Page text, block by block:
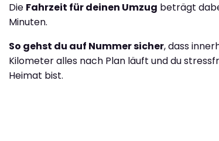
Die Fahrzeit für deinen Umzug beträgt
Minuten.
So gehst du auf Nummer sicher, dass
Kilometer alles nach Plan läuft und du
Heimat bist.